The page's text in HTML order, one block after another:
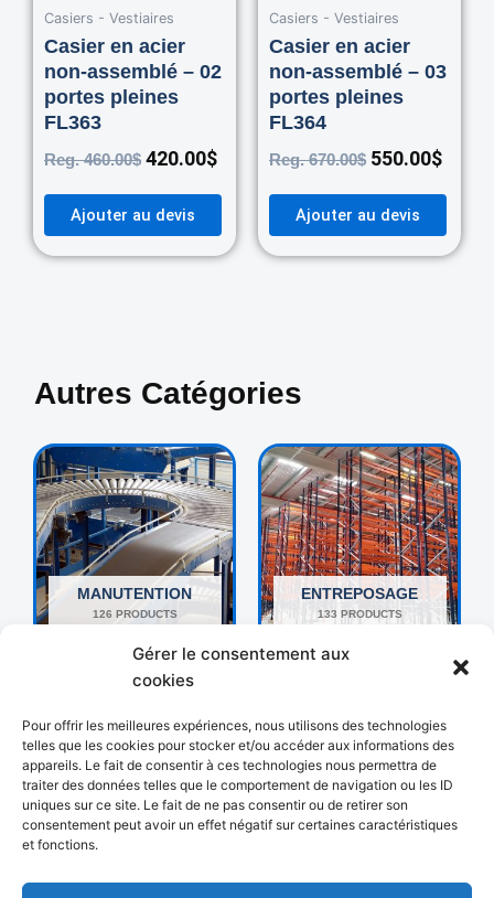
Gérer le consentement aux
cookies
Pour offrir les meilleures expériences, nous utilisons des technologies
telles que les cookies pour stocker et/ou accéder aux informations des
appareils. Le fait de consentir à ces technologies nous permettra de
traiter des données telles que le comportement de navigation ou les ID
uniques sur ce site. Le fait de ne pas consentir ou de retirer son
consentement peut avoir un effet négatif sur certaines caractéristiques
et fonctions.
Casiers - Vestiaires
Casier en acier
non-assemblé – 02
portes pleines
FL363
Reg.460.00$ 420.00$
Ajouter au devis
Casiers - Vestiaires
Casier en acier
non-assemblé – 03
portes pleines
FL364
Reg.670.00$ 550.00$
Ajouter au devis
Autres Catégories
MANUTENTION
126 PRODUCTS
ENTREPOSAGE
133 PRODUCTS
192 PRODUCTS